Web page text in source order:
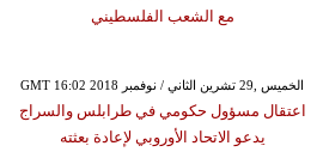
مع الشعب الفلسطيني
GMT 16:02 2018 الخميس ,29 تشرين الثاني / نوفمبر
اعتقال مسؤول حكومي في طرابلس والسراج
يدعو الاتحاد الأوروبي لإعادة بعثته